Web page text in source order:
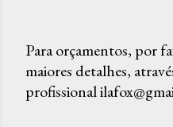
P
o
Para orçamentos, por
maiores detalhes,
profissional